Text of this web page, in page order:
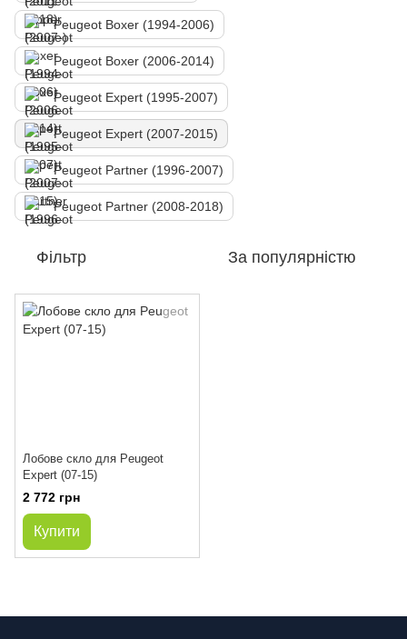
Peugeot Boxer (1994-2006)
Peugeot Boxer (2006-2014)
Peugeot Expert (1995-2007)
Peugeot Expert (2007-2015)
Peugeot Partner (1996-2007)
Peugeot Partner (2008-2018)
Фільтр За популярністю
Лобове скло для Peugeot
Expert (07-15)
2 772 грн
Купити